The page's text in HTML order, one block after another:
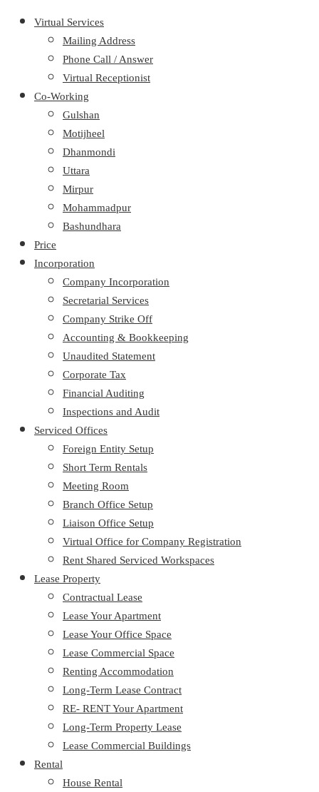
Virtual Services
Mailing Address
Phone Call / Answer
Virtual Receptionist
Co-Working
Gulshan
Motijheel
Dhanmondi
Uttara
Mirpur
Mohammadpur
Bashundhara
Price
Incorporation
Company Incorporation
Secretarial Services
Company Strike Off
Accounting & Bookkeeping
Unaudited Statement
Corporate Tax
Financial Auditing
Inspections and Audit
Serviced Offices
Foreign Entity Setup
Short Term Rentals
Meeting Room
Branch Office Setup
Liaison Office Setup
Virtual Office for Company Registration
Rent Shared Serviced Workspaces
Lease Property
Contractual Lease
Lease Your Apartment
Lease Your Office Space
Lease Commercial Space
Renting Accommodation
Long-Term Lease Contract
RE- RENT Your Apartment
Long-Term Property Lease
Lease Commercial Buildings
Rental
House Rental